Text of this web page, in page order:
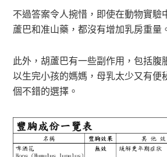
不過答案令人捥惜，即使在動物實驗
蘆巴和准山藥，都沒有增加乳房重量
此外，胡蘆巴有一些副作用，包括腹
以生完小孩的媽媽，母乳太少又有便
個不錯的選擇。